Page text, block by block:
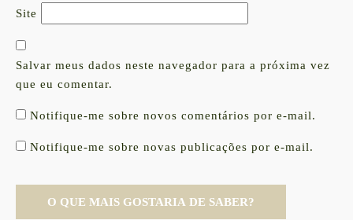
Site
Salvar meus dados neste navegador para a próxima vez
que eu comentar.
Notifique-me sobre novos comentários por e-mail.
Notifique-me sobre novas publicações por e-mail.